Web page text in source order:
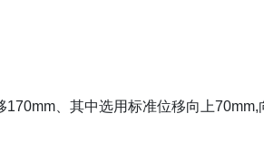
、其中选用标准位移向上70mm,